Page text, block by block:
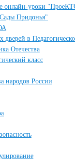
онлайн-уроки
Придонья"
дверей в
Отечества
класс
народов России